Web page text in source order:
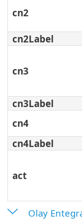
cn2
cn2Label
cn3
cn3Label
cn4
cn4Label
act
Olay